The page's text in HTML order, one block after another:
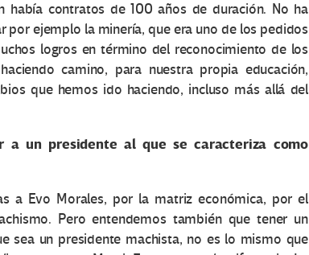
había contratos de 100 años de duración. No ha
por ejemplo la minería, que era uno de los pedidos
logros en término del reconocimiento de los
camino, para nuestra propia educación,
que hemos ido haciendo, incluso más allá del
a un presidente al que se caracteriza como
a Evo Morales, por la matriz económica, por el
Pero entendemos también que tener un
sea un presidente machista, no es lo mismo que